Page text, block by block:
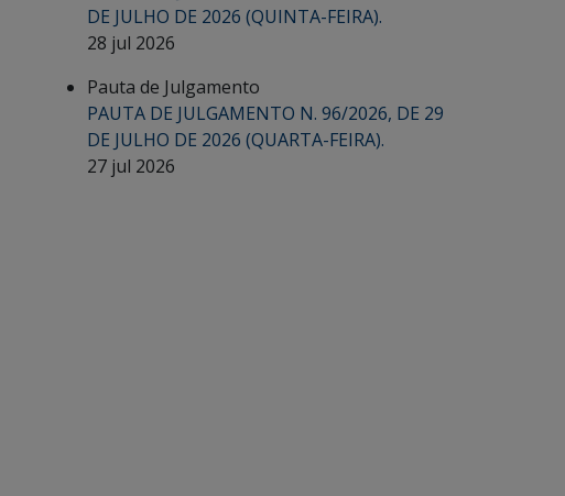
DE JULHO DE 2026 (QUINTA-FEIRA).
28 jul 2026
Pauta de Julgamento
PAUTA DE JULGAMENTO N. 96/2026, DE 29
DE JULHO DE 2026 (QUARTA-FEIRA).
27 jul 2026